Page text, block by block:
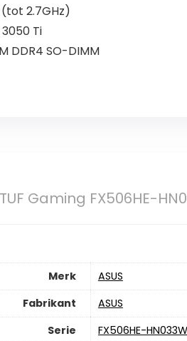
(tot 2.7GHz)
Ti
DDR4 SO-DIMM
Gaming FX506HE-
Merk
‎ASUS
Fabrikant
‎ASUS
Serie
‎FX506HE-HN033W